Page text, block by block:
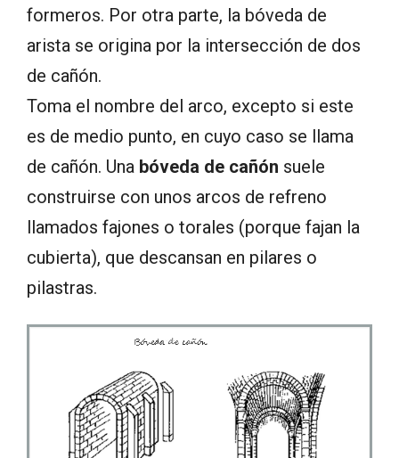
formeros. Por otra parte, la bóveda de
arista se origina por la intersección de dos
de cañón.
Toma el nombre del arco, excepto si este
es de medio punto, en cuyo caso se llama
de cañón. Una bóveda de cañón suele
construirse con unos arcos de refreno
llamados fajones o torales (porque fajan la
cubierta), que descansan en pilares o
pilastras.